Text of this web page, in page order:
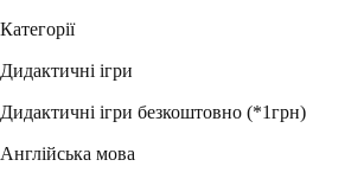
Категорії
Дидактичні ігри
Дидактичні ігри безкоштовно (*1грн)
Англійська мова